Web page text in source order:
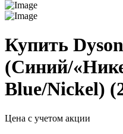
Купить
(Синий/
Blue/Nickel)
Цена с учетом акции